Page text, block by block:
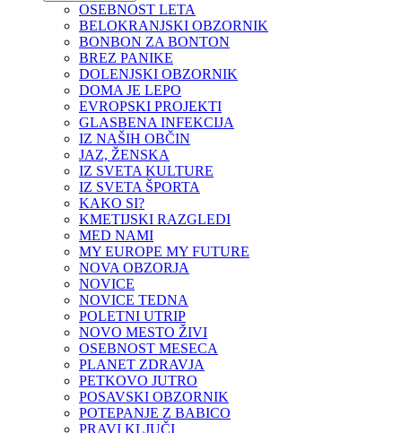
OSEBNOST LETA
BELOKRANJSKI OBZORNIK
BONBON ZA BONTON
BREZ PANIKE
DOLENJSKI OBZORNIK
DOMA JE LEPO
EVROPSKI PROJEKTI
GLASBENA INFEKCIJA
IZ NAŠIH OBČIN
JAZ, ŽENSKA
IZ SVETA KULTURE
IZ SVETA ŠPORTA
KAKO SI?
KMETIJSKI RAZGLEDI
MED NAMI
MY EUROPE MY FUTURE
NOVA OBZORJA
NOVICE
NOVICE TEDNA
POLETNI UTRIP
NOVO MESTO ŽIVI
OSEBNOST MESECA
PLANET ZDRAVJA
PETKOVO JUTRO
POSAVSKI OBZORNIK
POTEPANJE Z BABICO
PRAVI KLJUČI